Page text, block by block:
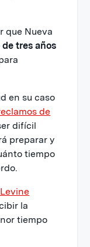
que Nueva
tres años
en su caso
de
difícil
preparar y
tiempo
la
tiempo